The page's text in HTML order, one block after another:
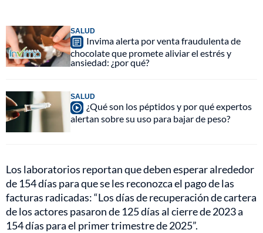
SALUD
Invima alerta por venta fraudulenta de
chocolate que promete aliviar el estrés y
ansiedad: ¿por qué?
SALUD
¿Qué son los péptidos y por qué expertos
alertan sobre su uso para bajar de peso?
Los laboratorios reportan que deben esperar alrededor
de 154 días para que se les reconozca el pago de las
facturas radicadas: “Los días de recuperación de cartera
de los actores pasaron de 125 días al cierre de 2023 a
154 días para el primer trimestre de 2025”.